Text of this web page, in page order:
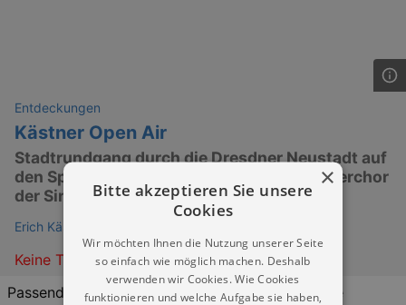
Entdeckungen
Kästner Open Air
Stadtrundgang durch die Dresdner Neustadt auf
den Spuren Erich Kästners mit dem Kammerchor
der Singakademie Dresden
Erich Kästner Haus für Literatur
Keine Termine
Passend zum Jahresmotto „Ins Freie“ möchte die
×
Bitte akzeptieren Sie unsere
Cookies
Wir möchten Ihnen die Nutzung unserer Seite
so einfach wie möglich machen. Deshalb
verwenden wir Cookies. Wie Cookies
funktionieren und welche Aufgabe sie haben,